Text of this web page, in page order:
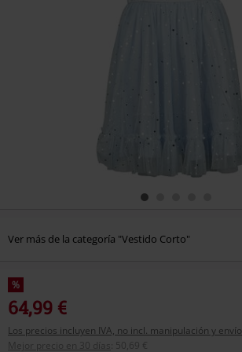
Ver más de la categoría "Vestido Corto"
%
64,99 €
Los precios incluyen IVA, no incl. manipulación y envío
Mejor precio en 30 días
50,69 €